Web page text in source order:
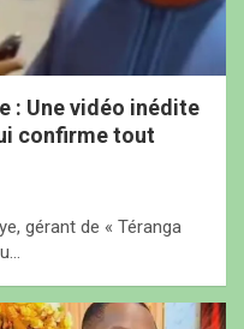
: Une vidéo inédite
confirme tout
gérant de « Téranga